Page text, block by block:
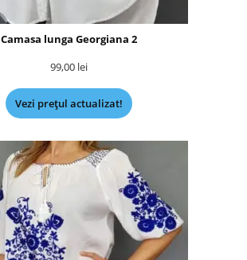
Camasa lunga Georgiana 2
99,00 lei
Vezi prețul actualizat!